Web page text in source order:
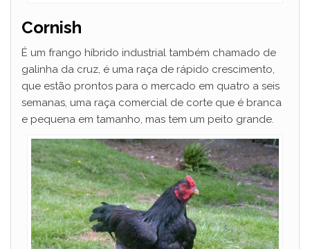
Cornish
É um frango híbrido industrial também chamado de
galinha da cruz, é uma raça de rápido crescimento,
que estão prontos para o mercado em quatro a seis
semanas, uma raça comercial de corte que é branca
e pequena em tamanho, mas tem um peito grande.